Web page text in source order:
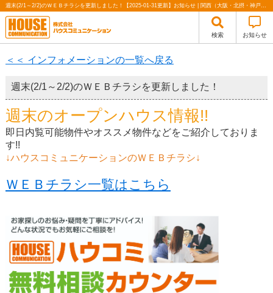
週末(2/1～2/2)のＷＥＢチラシを更新しました！【2025-01-31更新】お知らせ | 関西（大阪・北摂・神戸）・関東（東京）で不動産の購入・売却、注文住宅、リノベーションの事なら株式会社ハウスコミュニケーション
検索 お知らせ
＜＜ インフォメーションの一覧へ戻る
週末(2/1～2/2)のＷＥＢチラシを更新しました！
週末のオープンハウス情報!!
即日内覧可能物件やオススメ物件などをご紹介しておりま
す!!
↓ハウスコミュニケーションのＷＥＢチラシ↓
ＷＥＢチラシ一覧はこちら